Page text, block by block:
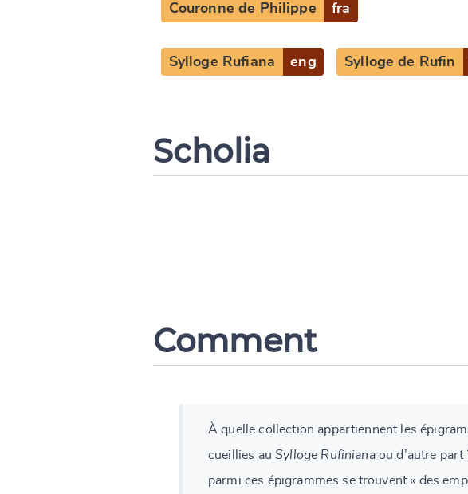
Couronne de Philippe fra
Sylloge Rufiana eng Sylloge de Rufin
Scholia
Comment
À quelle collection appartiennent les
cueillies auSylloge Rufinianaou d’autre part
parmi ces épigrammes se trouvent « des